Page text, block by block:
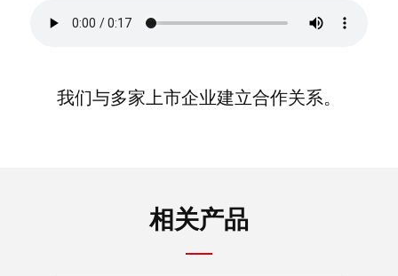
我们与多家上市企业建立合作关系。
相关产品